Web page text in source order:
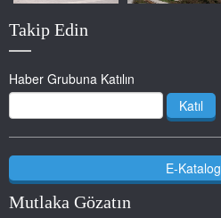
Takip Edin
Haber Grubuna Katılın
Katıl
E-Katalog
Mutlaka Gözatın